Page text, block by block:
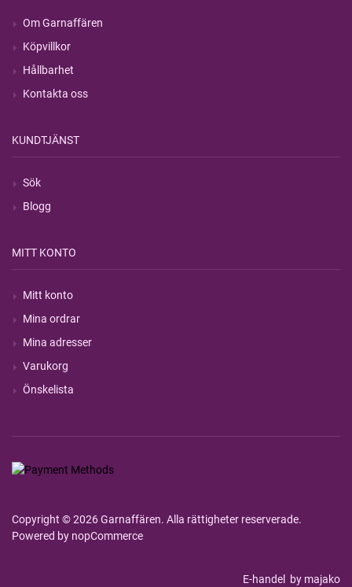
Om Garnaffären
Köpvillkor
Hållbarhet
Kontakta oss
KUNDTJÄNST
Sök
Blogg
MITT KONTO
Mitt konto
Mina ordrar
Mina adresser
Varukorg
Önskelista
Copyright © 2026 Garnaffären. Alla rättigheter reserverade.
Powered by nopCommerce
E-handel by majako